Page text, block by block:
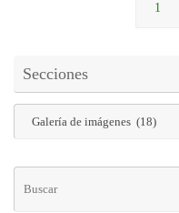
1
Secciones